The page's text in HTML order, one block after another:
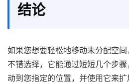
结论
如果您想要轻松地移动未分配空
不错选择，它能通过短短几个步
动到您指定的位置，并使用它来